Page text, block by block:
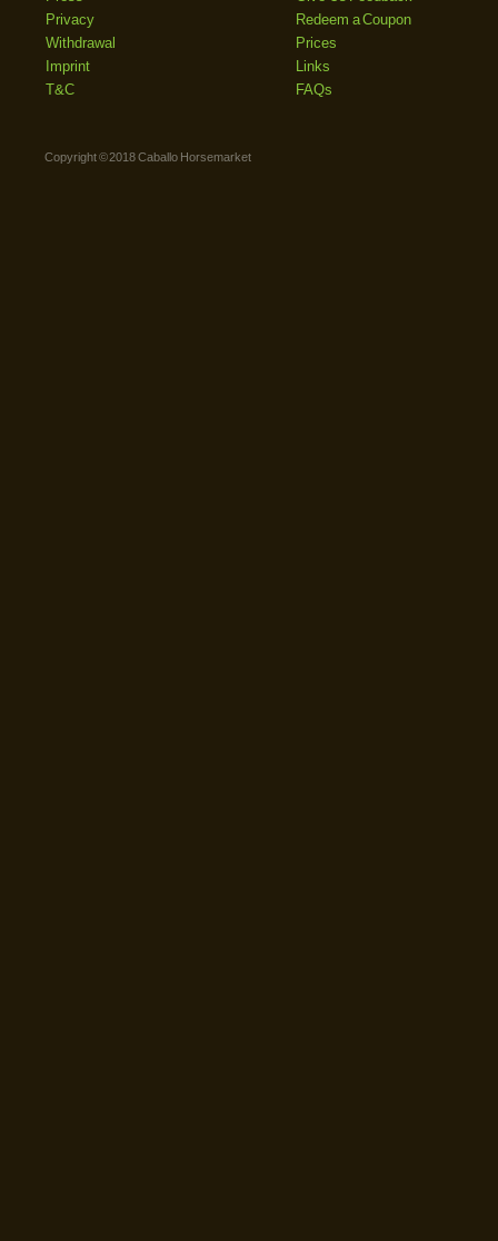
Privacy
Withdrawal
Imprint
T&C
Redeem a Coupon
Prices
Links
FAQs
Copyright © 2018 Caballo Horsemarket